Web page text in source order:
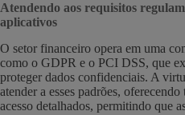
Atendendo aos requisitos
aplicativos
O setor financeiro opera em uma
como o GDPR e o PCI DSS, que
proteger dados confidenciais. A
atender a esses padrões,
acesso detalhados, permitindo que